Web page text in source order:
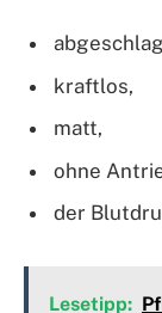
kraftlos,
matt,
ohne
der
Lesetipp: